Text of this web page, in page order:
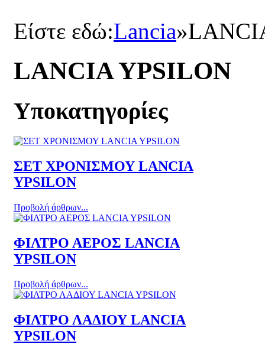
Είστε εδώ:Lancia»
LANCIA YPSILON
Υποκατηγορίες
ΣΕΤ ΧΡΟΝΙΣΜΟΥ LANCIA
YPSILON
Προβολή άρθρων...
ΦΙΛΤΡΟ ΑΕΡΟΣ LANCIA
YPSILON
Προβολή άρθρων...
ΦΙΛΤΡΟ ΛΑΔΙΟΥ LANCIA
YPSILON